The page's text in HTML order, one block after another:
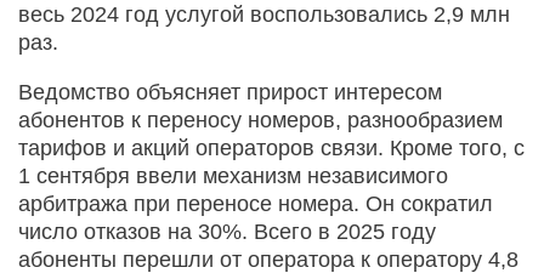
весь 2024 год услугой воспользовались 2,9 млн
раз.
Ведомство объясняет прирост интересом
абонентов к переносу номеров, разнообразием
тарифов и акций операторов связи. Кроме того, с
1 сентября ввели механизм независимого
арбитража при переносе номера. Он сократил
число отказов на 30%. Всего в 2025 году
абоненты перешли от оператора к оператору 4,8